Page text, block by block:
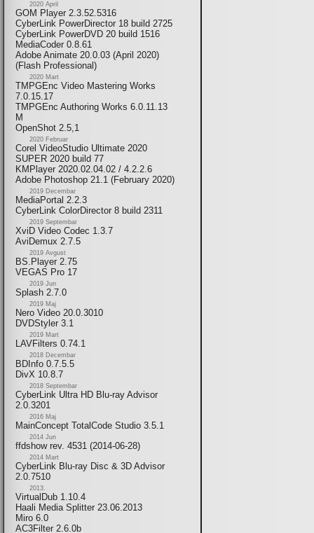
2020 April
GOM Player 2.3.52.5316
CyberLink PowerDirector 18 build 2725
CyberLink PowerDVD 20 build 1516
MediaCoder 0.8.61
Adobe Animate 20.0.03 (April 2020)
(Flash Professional)
2020 Mart
TMPGEnc Video Mastering Works
7.0.15.17
TMPGEnc Authoring Works 6.0.11.13
M
OpenShot 2.5,1
2020 Februar
Corel VideoStudio Ultimate 2020
SUPER 2020 build 77
KMPlayer 2020.02.04.02 / 4.2.2.6
Adobe Photoshop 21.1 (February 2020)
2019 Decembar
MediaPortal 2.2.3
CyberLink ColorDirector 8 build 2311
2019 Septembar
XviD Video Codec 1.3.7
AviDemux 2.7.5
2019 Avgust
BS.Player 2.75
VEGAS Pro 17
2019 Jun
Splash 2.7.0
2019 Maj
Nero Video 20.0.3010
DVDStyler 3.1
2019 Mart
LAVFilters 0.74.1
2018 Decembar
BDInfo 0.7.5.5
DivX 10.8.7
2018 Septembar
CyberLink Ultra HD Blu-ray Advisor
2.0.3201
2016 Maj
MainConcept TotalCode Studio 3.5.1
2014 Jun
ffdshow rev. 4531 (2014-06-28)
2014 Mart
CyberLink Blu-ray Disc & 3D Advisor
2.0.7510
2013.
VirtualDub 1.10.4
Haali Media Splitter 23.06.2013
Miro 6.0
AC3Filter 2.6.0b